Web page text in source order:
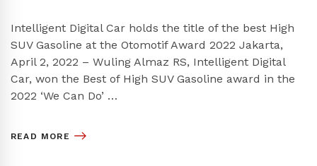
Intelligent Digital Car holds the title of the best High
SUV Gasoline at the Otomotif Award 2022 Jakarta,
April 2, 2022 – Wuling Almaz RS, Intelligent Digital
Car, won the Best of High SUV Gasoline award in the
2022 ‘We Can Do’ …
READ MORE